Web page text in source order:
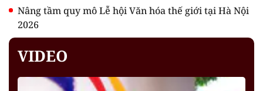
Nâng tầm quy mô Lễ hội Văn hóa thế giới tại Hà Nội
2026
VIDEO